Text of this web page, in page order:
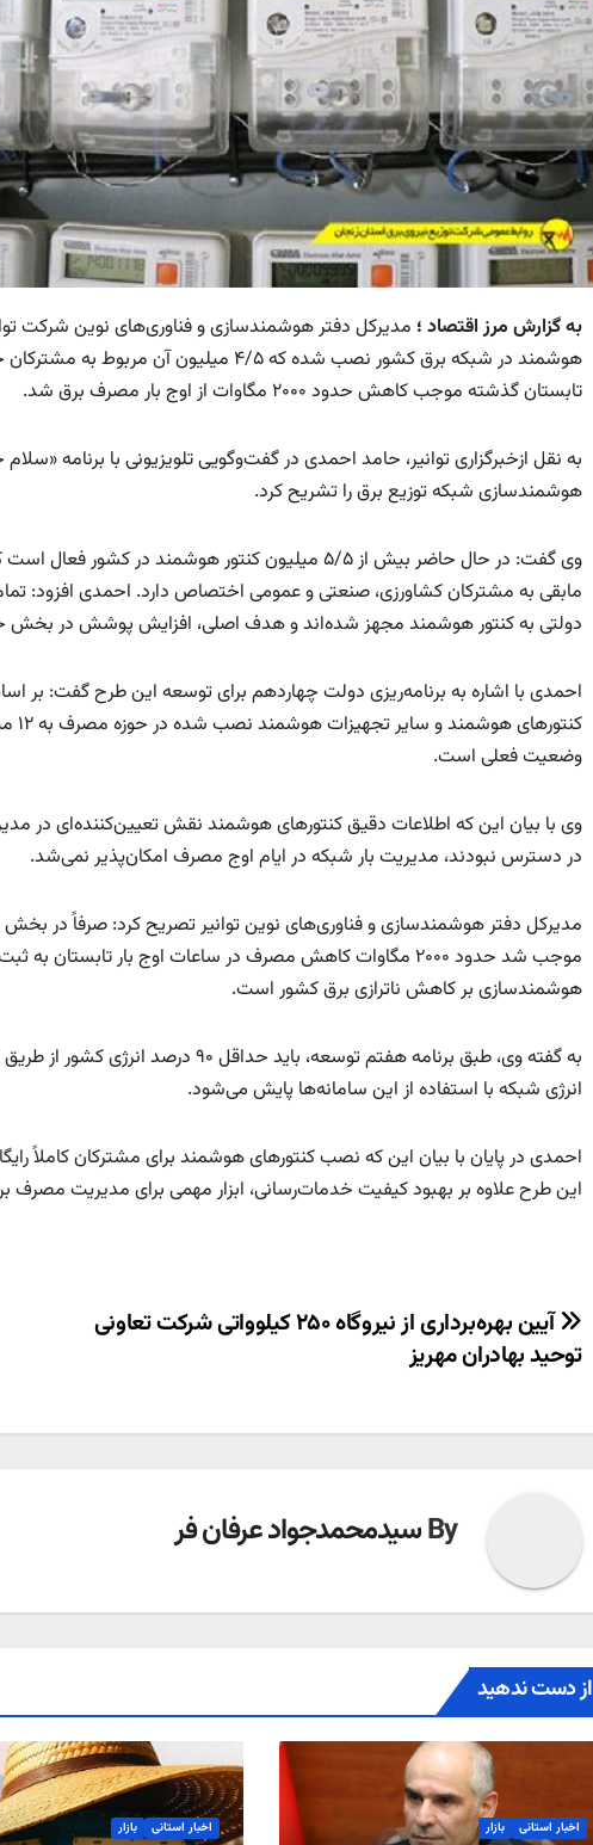
به گزارش مرز اقتصاد ؛
هوشمند در شبکه برق کشور نصب شده که ۴/۵
تابستان گذشته موجب کاهش حدود ۲۰۰۰ مگاوات از اوج بار مصرف برق شد.
به نقل ازخبرگزاری توانیر، حامد احمدی در گفت‌وگویی تلویزیونی با برنامه
هوشمندسازی شبکه توزیع برق را تشریح کرد.
مابقی به مشترکان کشاورزی، صنعتی و عمومی اختصاص دارد. احمدی افزود:
دولتی به کنتور هوشمند مجهز شده‌اند و هدف اصلی، افزایش پوشش در بخش
احمدی با اشاره به برنامه‌ریزی دولت چهاردهم برای توسعه این طرح گفت:
وضعیت فعلی است.
وی با بیان این که اطلاعات دقیق کنتورهای هوشمند نقش تعیین‌کننده‌ای در
در دسترس نبودند، مدیریت بار شبکه در ایام اوج مصرف امکان‌پذیر نمی‌شد.
مدیرکل دفتر هوشمندسازی و فناوری‌های نوین توانیر تصریح کرد: صرفاً در
موجب شد حدود ۲۰۰۰ مگاوات کاهش مصرف در ساعات اوج بار
هوشمندسازی بر کاهش ناترازی برق کشور است.
انرژی شبکه با استفاده از این سامانه‌ها پایش می‌شود.
احمدی در پایان با بیان این که نصب کنتورهای هوشمند برای مشترکان کاملاً
این طرح علاوه بر بهبود کیفیت خدمات‌رسانی، ابزار مهمی برای مدیریت مصرف
راهبری
نوشته
آیین بهره‌برداری از نیروگاه ۲۵۰ کیلوواتی شرکت تعاونی
توحید بهادران مهریز
Byسیدمحمدجواد عرفان فر
از دست ندهید
اخبار استانی بازار اخبار استانی بازار